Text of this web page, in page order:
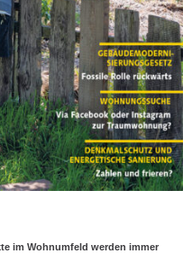
im Wohnumfeld werden immer